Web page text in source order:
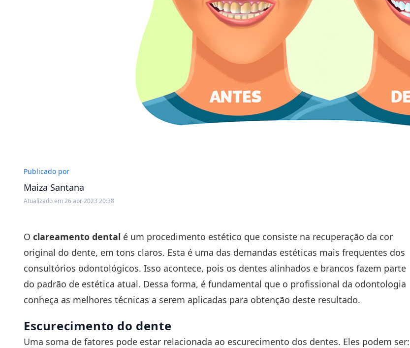
Publicado por
Maiza Santana
Atualizado em 26 abr 2023 20:38
O clareamento dental é um procedimento estético que consiste na recuperação da cor
original do dente, em tons claros. Esta é uma das demandas estéticas mais frequentes dos
consultórios odontológicos. Isso acontece, pois os dentes alinhados e brancos fazem parte
do padrão de estética atual. Dessa forma, é fundamental que o profissional da odontologia
conheça as melhores técnicas a serem aplicadas para obtenção deste resultado.
Escurecimento do dente
Uma soma de fatores pode estar relacionada ao escurecimento dos dentes. Eles podem ser: